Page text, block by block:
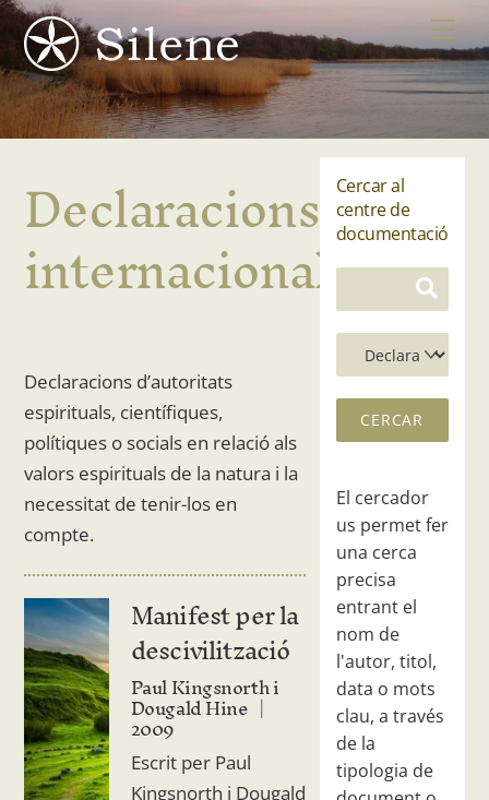
Skip
to
content
Declaracions
internacionals
Declaracions d’autoritats
espirituals, científiques,
polítiques o socials en relació als
valors espirituals de la natura i la
necessitat de tenir-los en
compte.
Manifest per la
descivilització
Paul Kingsnorth i
Dougald Hine
2009
Escrit per Paul
Kingsnorth i Dougald
Cercar al
centre de
documentació
El cercador
us permet fer
una cerca
precisa
entrant el
nom de
l'autor, titol,
data o mots
clau, a través
de la
tipologia de